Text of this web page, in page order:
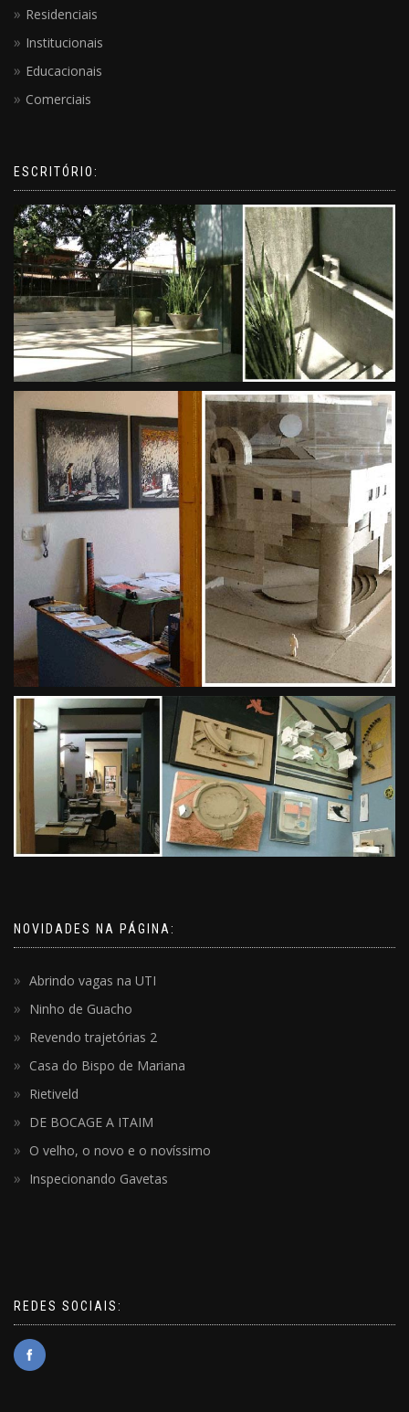
Residenciais
Institucionais
Educacionais
Comerciais
ESCRITÓRIO:
NOVIDADES NA PÁGINA:
Abrindo vagas na UTI
Ninho de Guacho
Revendo trajetórias 2
Casa do Bispo de Mariana
Rietiveld
DE BOCAGE A ITAIM
O velho, o novo e o novíssimo
Inspecionando Gavetas
REDES SOCIAIS: